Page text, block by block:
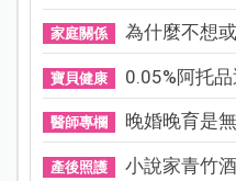
家庭關係 為什麼不想
寶貝健康 0.05%阿托
醫師專欄 晚婚晚育是
產後照護 小說家青竹